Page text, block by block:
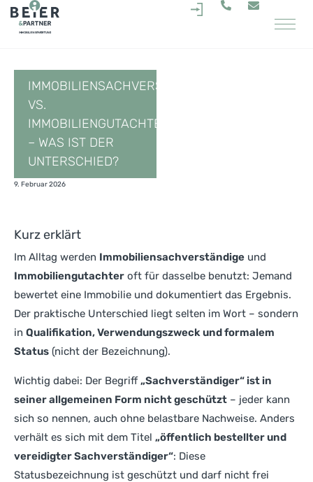
IMMOBILIENSACHVERSTÄNDIGE
VS.
IMMOBILIENGUTACHTER
– WAS IST DER
UNTERSCHIED?
9. Februar 2026
Kurz erklärt
Im Alltag werden Immobiliensachverständige und
Immobiliengutachter oft für dasselbe benutzt: Jemand
bewertet eine Immobilie und dokumentiert das Ergebnis.
Der praktische Unterschied liegt selten im Wort – sondern
in Qualifikation, Verwendungszweck und formalem
Status (nicht der Bezeichnung).
Wichtig dabei: Der Begriff„Sachverständiger“ ist in
seiner allgemeinen Form nicht geschützt – jeder kann
sich so nennen, auch ohne belastbare Nachweise. Anders
verhält es sich mit dem Titel „öffentlich bestellter und
vereidigter Sachverständiger“: Diese
Statusbezeichnung ist geschützt und darf nicht frei